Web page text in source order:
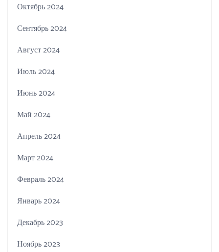
Октябрь 2024
Сентябрь 2024
Август 2024
Июль 2024
Июнь 2024
Май 2024
Апрель 2024
Март 2024
Февраль 2024
Январь 2024
Декабрь 2023
Ноябрь 2023